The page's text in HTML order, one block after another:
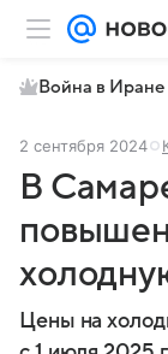
Война в Иране
2 сентября 2024
В
Цены на